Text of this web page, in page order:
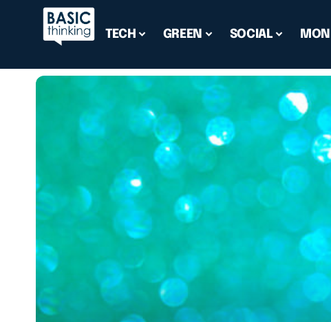
TECH GREEN SOCIAL